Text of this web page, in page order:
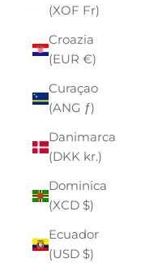
(XOF Fr)
Croazia
(EUR €)
Curaçao
(ANG ƒ)
Danimarca
(DKK kr.)
Dominica
(XCD $)
Ecuador
(USD $)